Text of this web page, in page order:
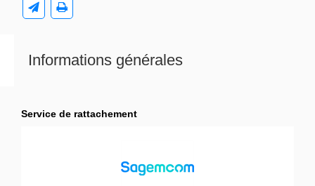
Informations générales
Service de rattachement